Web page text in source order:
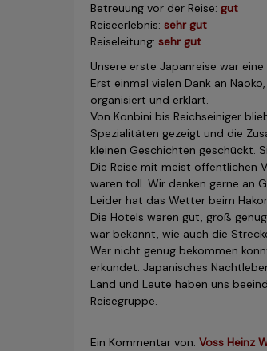
Betreuung vor der Reise: gut
Reiseerlebnis: sehr gut
Reiseleitung: sehr gut
Unsere erste Japanreise war
Erst einmal vielen Dank an
organisiert und erklärt.
Von Konbini bis Reichseiniger
Spezialitäten gezeigt und die
kleinen Geschichten geschückt.
Die Reise mit meist öffentlichen
waren toll. Wir denken gerne an
Leider hat das Wetter beim
Die Hotels waren gut, groß
war bekannt, wie auch die
Wer nicht genug bekommen
erkundet. Japanisches
Land und Leute haben uns
Reisegruppe.
Ein Kommentar von: Voss Heinz